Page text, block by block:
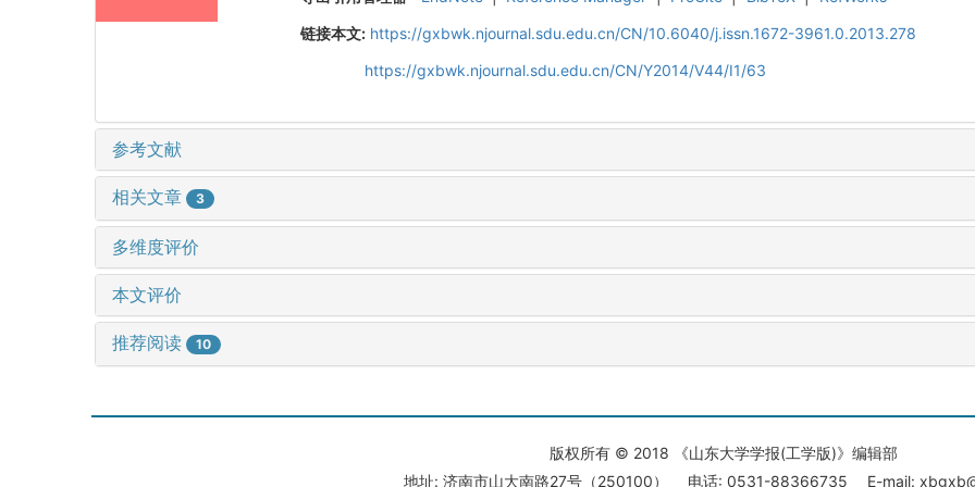
链接本文: https://gxbwk.njournal.sdu.edu.cn/CN/10.6040/j.issn.1672-3961.0.2013.278
https://gxbwk.njournal.sdu.edu.cn/CN/Y2014/V44/I1/63
参考文献
相关文章 3
多维度评价
本文评价
推荐阅读 10
版权所有 © 2018 《山东大学学报(工学版)》编辑部
地址: 济南市山大南路27号（250100） 电话: 0531-88366735 E-mail: